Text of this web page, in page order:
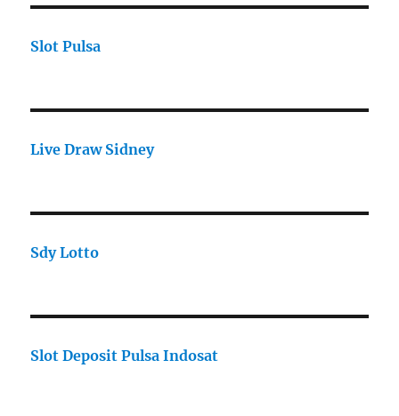
Slot Pulsa
Live Draw Sidney
Sdy Lotto
Slot Deposit Pulsa Indosat